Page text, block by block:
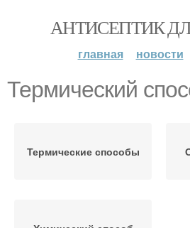
АНТИСЕПТИК
главная новости
Термический
Термические способы